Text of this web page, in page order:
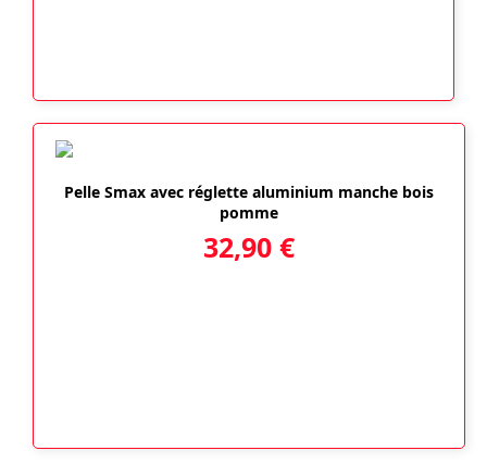
Pelle Smax avec réglette aluminium manche bois
pomme
32,90 €